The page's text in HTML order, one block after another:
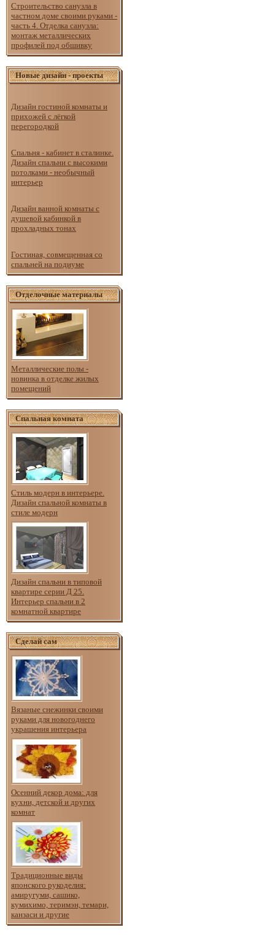
Строительство санузла в
частном доме своими руками -
часть 4. Отделка санузла:
монтаж металлических
профилей под обшивку
Новые дизайн - проекты
Дизайн гостиной комнаты и
прихожей с лёгкой
перегородкой
Спальня - кабинет в сталинке.
Дизайн спальни с высокими
потолками - необычный
интерьер
Дизайн ванной комнаты с
душевой кабинкой в
прохладных тонах
Гостиная, совмещенная со
спальней на подиуме
Отделочные материалы
Металлические полы -
новинка в отделке жилых
помещений
Спальная комната
Стиль модерн в интерьере.
Дизайн спальной комнаты в
стиле модерн
Дизайн спальни в типовой
квартире серии Д 25.
Интерьер спальни в 2
комнатной квартире
Сделай сам
Вязаные снежинки своими
руками для новогоднего
украшения интерьера
Осенний декор дома: для
кухни, детской и других
комнат
Традиционные виды
японского рукоделия:
амиругуми, сашико,
кумихимо, теримэн, темари,
канзаси и другие